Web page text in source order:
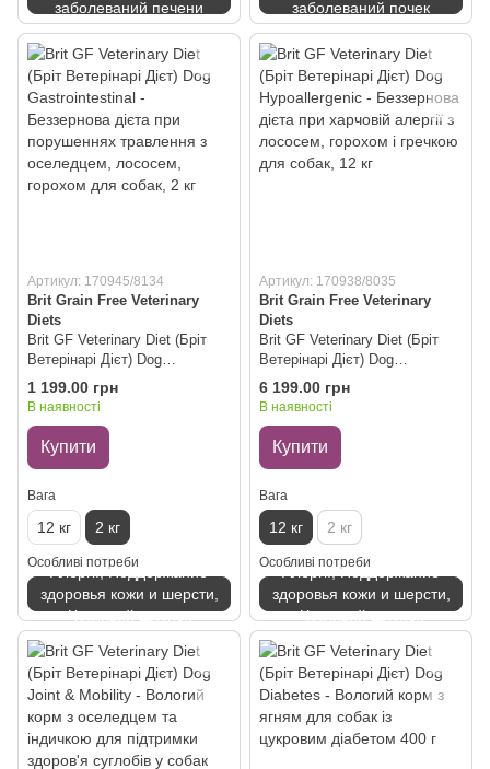
заболеваний печени
заболеваний почек
Артикул: 170945/8134
Brit Grain Free Veterinary
Diets
Brit GF Veterinary Diet (Бріт
Ветерінарі Дієт) Dog
Gastrointestinal - Беззернова
дієта при порушеннях
лососем, горохом для собак,
2 кг
1 199.00 грн
В наявності
Купити
Вага
12 кг 2 кг
Особливі потреби
Алергії, Поддержание
здоровья кожи и шерсти,
Чутливий шлунок
Артикул: 170938/8035
Brit Grain Free Veterinary
Diets
Brit GF Veterinary Diet (Бріт
Ветерінарі Дієт) Dog
Hypoallergenic - Беззернова
дієта при харчовій алергії з
для собак, 12 кг
6 199.00 грн
В наявності
Купити
Вага
12 кг 2 кг
Особливі потреби
Алергії, Поддержание
здоровья кожи и шерсти,
Чутливий шлунок